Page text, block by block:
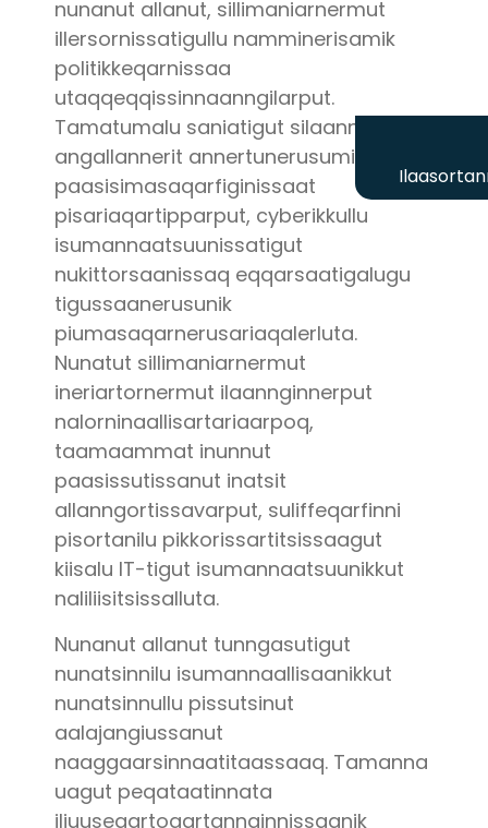
nunanut allanut, sillimaniarnermut
illersornissatigullu namminerisamik
politikkeqarnissaa
utaqqeqqissinnaanngilarput.
Tamatumalu saniatigut silaannakkut
angallannerit annertunerusumik
paasisimasaqarfiginissaat
pisariaqartipparput, cyberikkullu
isumannaatsuunissatigut
nukittorsaanissaq eqqarsaatigalugu
tigussaanerusunik
piumasaqarnerusariaqalerluta.
Nunatut sillimaniarnermut
ineriartornermut ilaannginnerput
nalorninaallisartariaarpoq,
taamaammat inunnut
paasissutissanut inatsit
allanngortissavarput, suliffeqarfinni
pisortanilu pikkorissartitsissaagut
kiisalu IT-tigut isumannaatsuunikkut
naliliisitsissalluta.
Nunanut allanut tunngasutigut
nunatsinnilu isumannaallisaanikkut
nunatsinnullu pissutsinut
aalajangiussanut
naaggaarsinnaatitaassaaq. Tamanna
uagut peqataatinnata
iliuuseqartoqartannginnissaanik